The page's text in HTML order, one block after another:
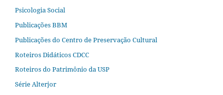
Psicologia Social
Publicações BBM
Publicações do Centro de Preservação Cultural
Roteiros Didáticos CDCC
Roteiros do Patrimônio da USP
Série Alterjor